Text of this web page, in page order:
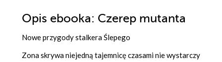
Opis ebooka: Czerep mutanta
Nowe przygody stalkera Ślepego
Zona skrywa niejedną tajemnicę czasami nie wystarczy